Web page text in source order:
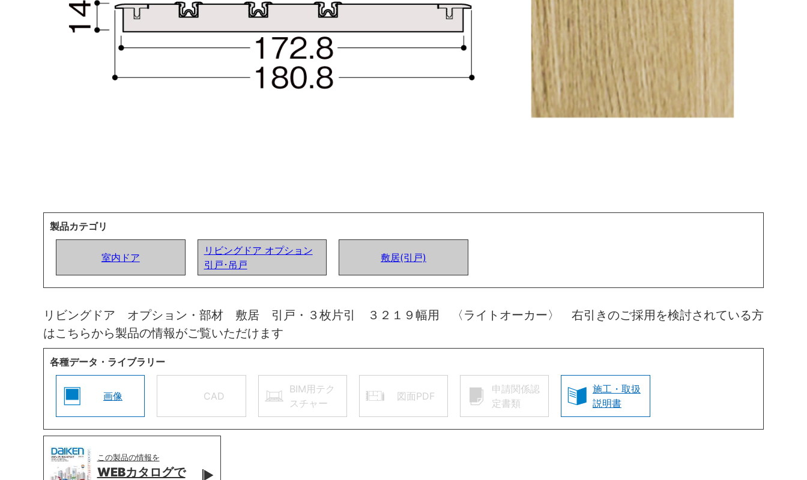
製品カテゴリ
室内ドア
リビングドア オプション
引戸･吊戸
敷居(引戸)
リビングドア オプション・部材 敷居 引戸・３枚片引 ３２１９幅用 〈ライトオーカー〉 右引きのご採用を検討されている方
はこちらから製品の情報がご覧いただけます
各種データ・ライブラリー
画像 CAD
BIM用テク
スチャー
図面PDF
申請関係認
定書類
施工・取扱
説明書
この製品の情報を
WEBカタログで